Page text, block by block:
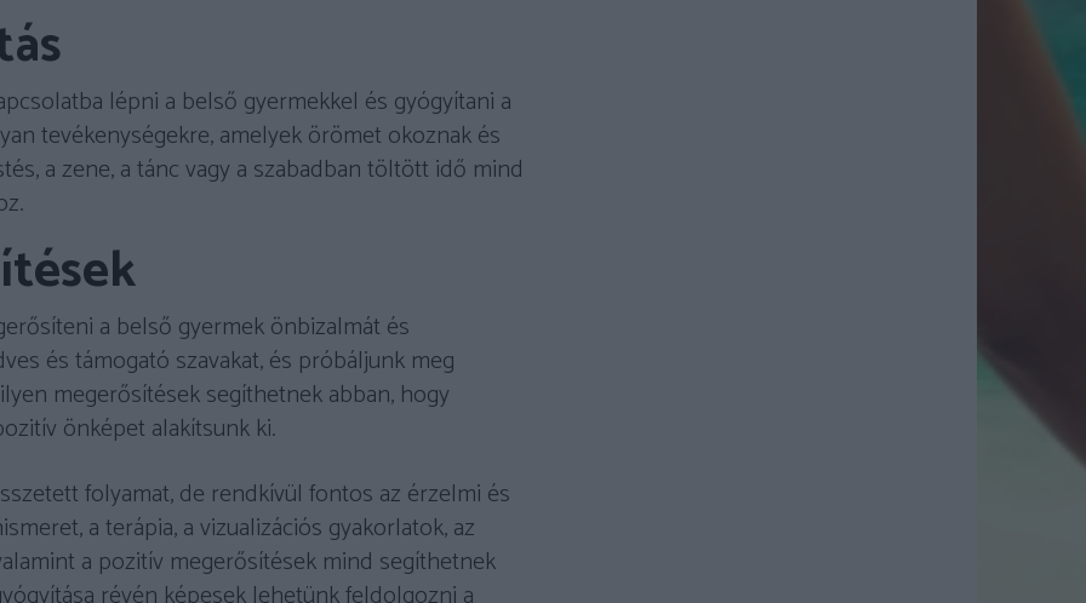
lépni a belső gyermekkel és gyógyítani a
tevékenységekre, amelyek örömet okoznak és
a zene, a tánc vagy a szabadban töltött idő mind
a belső gyermek önbizalmát és
és támogató szavakat, és próbáljunk meg
megerősítések segíthetnek abban, hogy
önképet alakítsunk ki.
folyamat, de rendkívül fontos az érzelmi és
a terápia, a vizualizációs gyakorlatok, az
a pozitív megerősítések mind segíthetnek